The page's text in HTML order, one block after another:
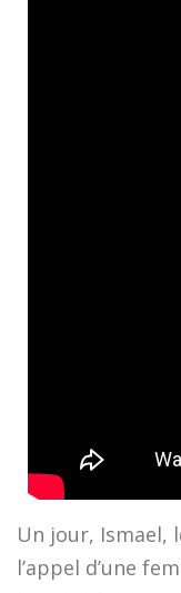
Un jour, Ismael,
l’appel d’une